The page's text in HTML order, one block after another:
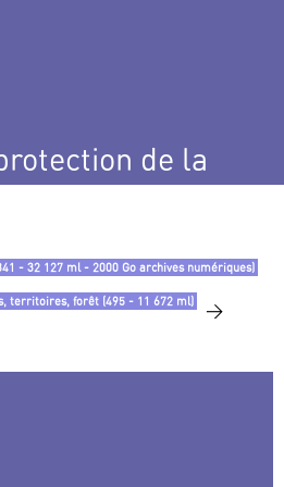
de la
- 32 127 ml - 2000 Go archives numériques)
territoires, forêt (495 - 11 672 ml) >